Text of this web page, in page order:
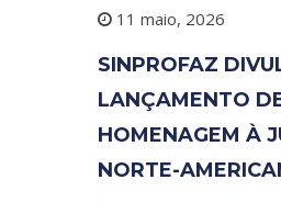
11 maio, 2026
SINPROFAZ
LANÇAMENTO
HOMENAGEM À
NORTE-